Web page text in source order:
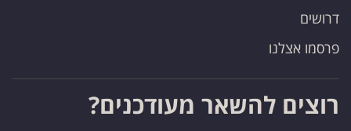
דרושים
פרסמו אצלנו
רוצים להשאר מעודכנים?